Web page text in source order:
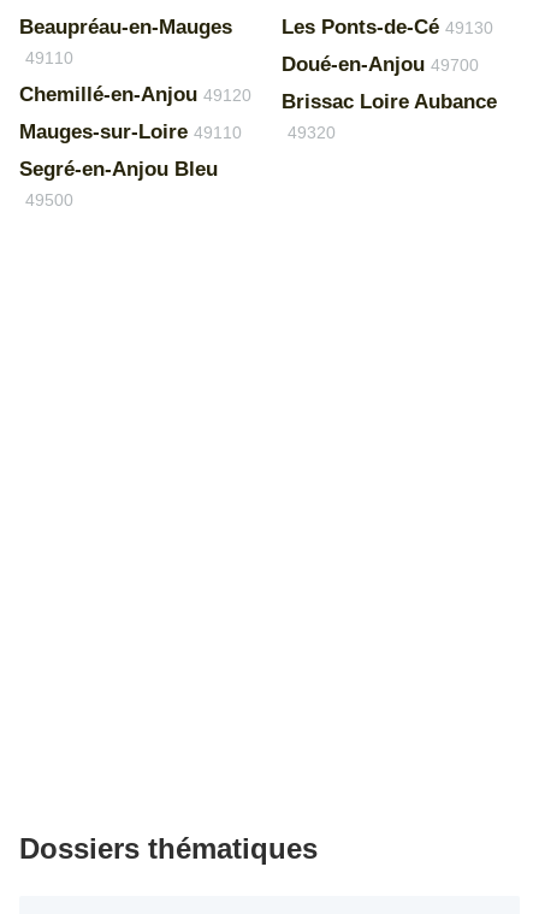
Beaupréau-en-Mauges
49110
Chemillé-en-Anjou 49120
Mauges-sur-Loire 49110
Segré-en-Anjou Bleu
49500
Les Ponts-de-Cé 49130
Doué-en-Anjou 49700
Brissac Loire Aubance
49320
Dossiers thématiques